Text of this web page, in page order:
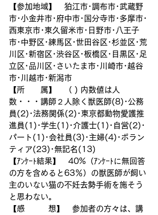
【参加地域】　狛江市･調布市･武蔵野
市･小金井市･府中市･国分寺市･多摩市･
西東京市･東久留米市･日野市･八王子
市･中野区･練馬区･世田谷区･杉並区･荒
川区･新宿区･渋谷区･板橋区･目黒区･足
立区･品川区･さいたま市･川崎市･越谷
市･川越市･新潟市
【所　　属】　（ ) 内数値は人
数・・・講師２人除く獣医師(8)･公務
員(2)･法務関係(2)･東京都動物愛護推
進員(1)･学生(1)･介護士(1)･自営(2)･
パート(1)･会社員(3)･主婦(4)･ボラン
ティア(23)･無記名(13)
【ｱﾝｹｰﾄ結果】　40%（ｱﾝｹｰﾄに無回答
の方を含めると63％）の獣医師が飼い
主のいない猫の不妊去勢手術を施そう
と思わない。
【感　　　想】　参加者の方々は、講